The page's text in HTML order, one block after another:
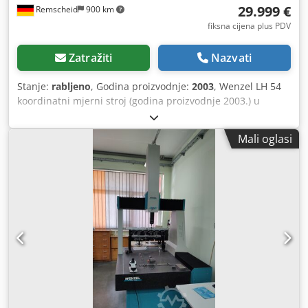
Remscheid 900 km 29.999 €
fiksna cijena plus PDV
Zatražiti Nazvati
Stanje: rabljeno, Godina proizvodnje: 2003, Wenzel LH 54
koordinatni mjerni stroj (godina proizvodnje 2003.) u
očuvanom i potpuno funkcionalnom stanju. Stroj ima
stabilnu granitnu konstrukciju s vodilicama na zračnim
ležajevima. Time se portal i osi pomiču gotovo bez trenja i
ravnomjerno preko granitne baze – čime se osigurava
visoka preciznost mjerenja i ponovljivost rezultata. LH 54 je
razvijen za pouzdanu upotrebu u kontroli kvalitete i
serijskoj proizvodnji, te isporučuje konstantne mjerne
rezultate i tijekom kontinuiranog rada. Prije isporuke, stroj
provjeravaju naši servisni tehničari u Remscheidu i
provodi se probni rad kako bi se osigurala potpuna
funkcionalnost. Stroj je trenutno priključen na napajanje i
može se u bilo kojem trenutku pregledati i demonstrirati.
PC sustav (moderniziran): - Nakon kupnje instalira se
potpuno nov PC sustav, koji zadovoljava aktualne WENZEL
Mali oglasi